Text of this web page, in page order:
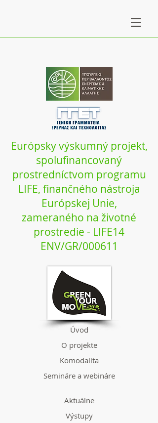
Európsky výskumný projekt,
spolufinancovaný
prostredníctvom programu
LIFE, finančného nástroja
Európskej Unie,
zameraného na životné
prostredie - LIFE14
ENV/GR/000611
Úvod
O projekte
Komodalita
Aktuálne
Výstupy
Semináre a webináre